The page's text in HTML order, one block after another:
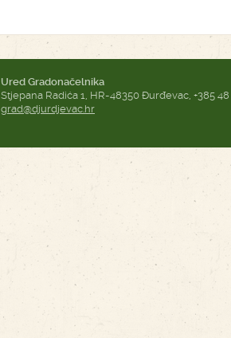
Ured Gradonačelnika
Stjepana Radića 1, HR-48350 Đurđevac, +385 48
grad@djurdjevac.hr